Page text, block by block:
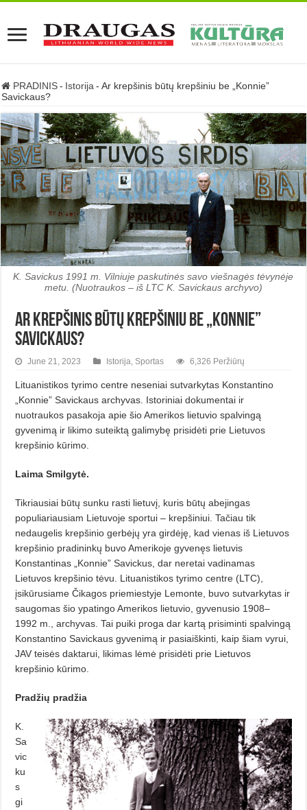
PRADINIS - Istorija - Ar krepšinis būtų krepšiniu be „Konnie”
Savickaus?
K. Savickus 1991 m. Vilniuje paskutinės savo viešnagės tėvynėje
metu. (Nuotraukos – iš LTC K. Savickaus archyvo)
Ar krepšinis būtų krepšiniu be „Konnie”
Savickaus?
June 21, 2023 Istorija Sportas 6,326 Peržiūrų
Lituanistikos tyrimo centre neseniai sutvarkytas Konstantino
„Konnie” Savickaus archyvas. Istoriniai dokumentai ir
nuotraukos pasakoja apie šio Amerikos lietuvio spalvingą
gyvenimą ir likimo suteiktą galimybę prisidėti prie Lietuvos
krepšinio kūrimo.
Laima Smilgytė.
Tikriausiai būtų sunku rasti lietuvį, kuris būtų abejingas
populiariausiam Lietuvoje sportui – krepšiniui. Tačiau tik
nedaugelis krepšinio gerbėjų yra girdėję, kad vienas iš Lietuvos
krepšinio pradininkų buvo Amerikoje gyvenęs lietuvis
Konstantinas „Konnie” Savickus, dar neretai vadinamas
Lietuvos krepšinio tėvu. Lituanistikos tyrimo centre (LTC),
įsikūrusiame Čikagos priemiestyje Lemonte, buvo sutvarkytas ir
saugomas šio ypatingo Amerikos lietuvio, gyvenusio 1908–
1992 m., archyvas. Tai puiki proga dar kartą prisiminti spalvingą
Konstantino Savickaus gyvenimą ir pasiaiškinti, kaip šiam vyrui,
JAV teisės daktarui, likimas lėmė prisidėti prie Lietuvos
krepšinio kūrimo.
Pradžių pradžia
K.
Sa
vic
ku
s
gi